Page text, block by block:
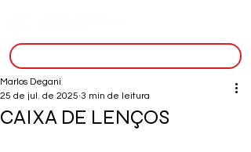
CAIXA DE LENÇOS
Marlos Degani
25 de jul. de 2025 3 min de leitura